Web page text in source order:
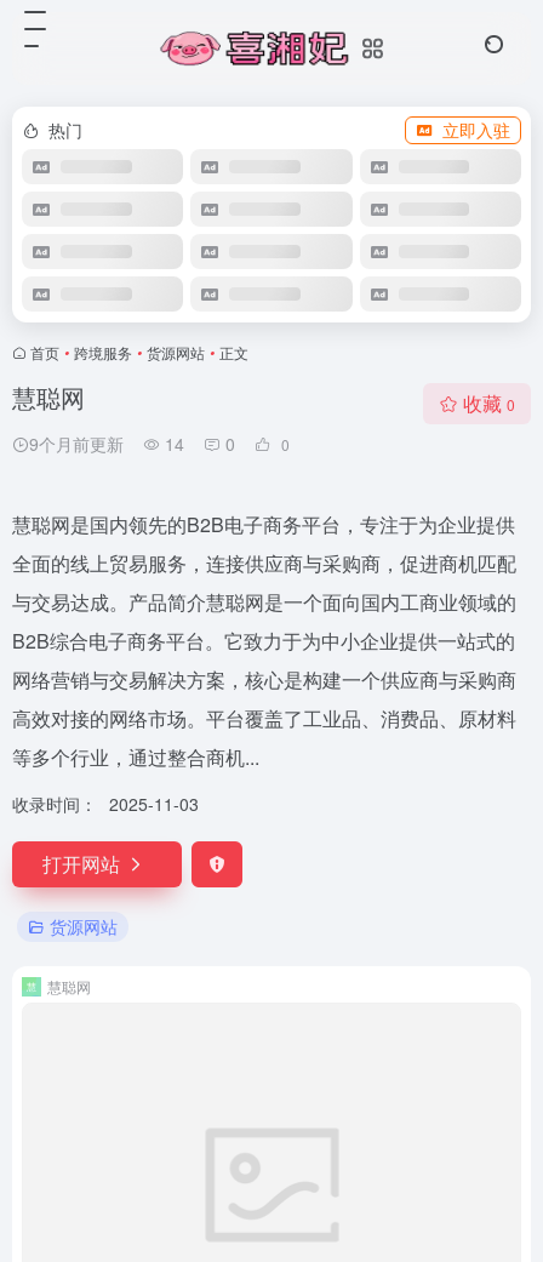
热门 立即入驻
首页 • 跨境服务 • 货源网站 • 正文
慧聪网
9个月前更新 14 0 0
收藏 0
慧聪网是国内领先的B2B电子商务平台，专注于为企业提供
全面的线上贸易服务，连接供应商与采购商，促进商机匹配
与交易达成。产品简介慧聪网是一个面向国内工商业领域的
B2B综合电子商务平台。它致力于为中小企业提供一站式的
网络营销与交易解决方案，核心是构建一个供应商与采购商
高效对接的网络市场。平台覆盖了工业品、消费品、原材料
等多个行业，通过整合商机...
收录时间： 2025-11-03
打开网站
货源网站
慧聪网